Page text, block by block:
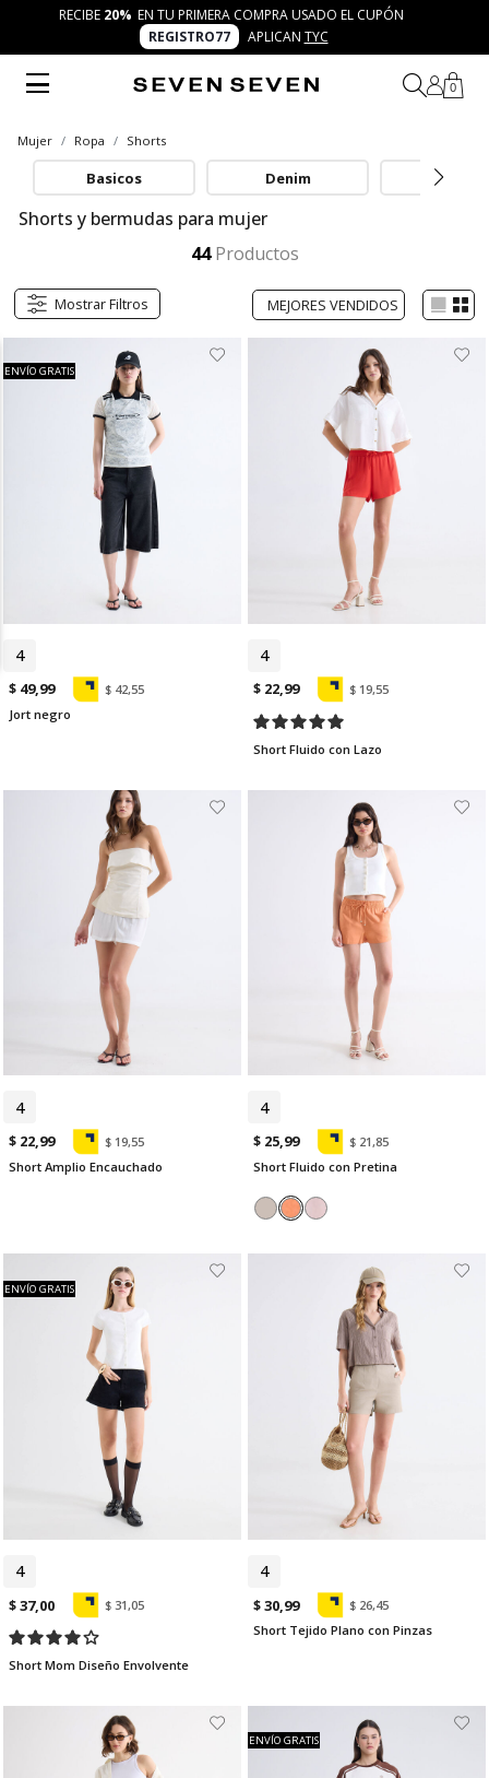
RECIBE 20% EN TU PRIMERA COMPRA USADO EL CUPÓN
REGISTRO77
APLICAN TYC
0
Mujer Ropa Shorts
Basicos Denim
Shorts y bermudas para mujer
44Productos
Mostrar Filtros
4 6
ENVÍO GRATIS
$ 49,99
$ 42,55
Jort negro
4
$ 22,99 $ 19,55
Short Fluido con Lazo
4 6
$ 22,99
$ 19,55
Short Amplio Encauchado
4
$ 25,99
$ 21,85
Short Fluido con Pretina
4 6
ENVÍO GRATIS
$ 37,00 $ 31,05
Short Mom Diseño Envolvente
4
$ 30,99
$ 26,45
Short Tejido Plano con Pinzas
ENVÍO GRATIS